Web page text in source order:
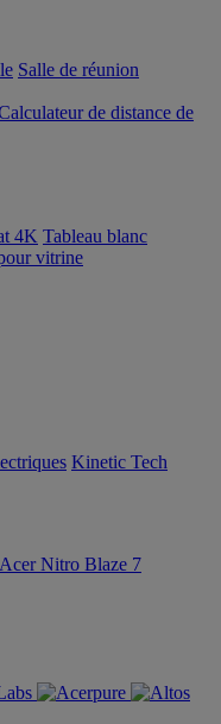
Salle de réunion
de distance de
4K Tableau blanc
vitrine
Kinetic Tech
Acer Nitro Blaze 7